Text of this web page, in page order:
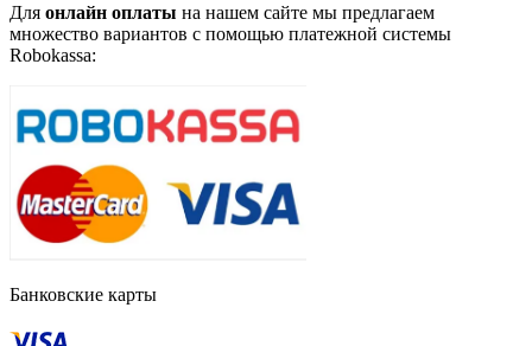
Для онлайн оплаты на нашем сайте мы предлагаем
множество вариантов с помощью платежной системы
Robokassa:
Банковские карты